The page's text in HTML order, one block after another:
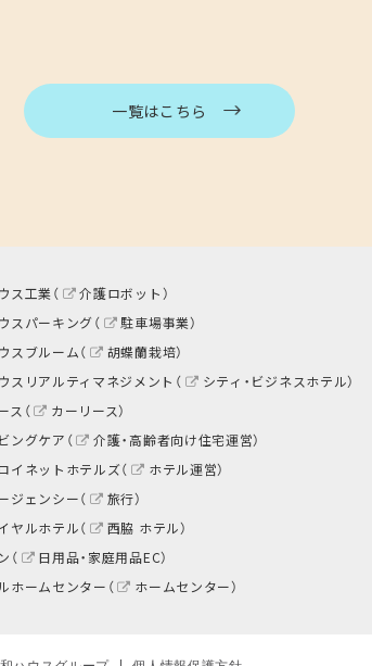
一覧はこちら
ス工業（ 介護ロボット）
スパーキング（
駐車場事業）
スブルーム（
胡蝶蘭栽培）
スリアルティマネジメント（
シティ・ビジネスホテル）
ス（
カーリース）
ングケア（
介護・高齢者向け住宅運営）
イネットホテルズ（
ホテル運営）
ジェンシー（
旅行）
ヤルホテル（
西脇 ホテル）
（
日用品・家庭用品EC）
ホームセンター（
ホームセンター）